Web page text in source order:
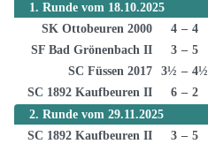
1. Runde vom 18.10.2025
SK Ottobeuren 2000 4 – 4
SF Bad Grönenbach II
3 – 5
SC Füssen 2017
3½ – 4½
SC 1892 Kaufbeuren II
6 – 2
2. Runde vom 29.11.2025
SC 1892 Kaufbeuren II 3 – 5